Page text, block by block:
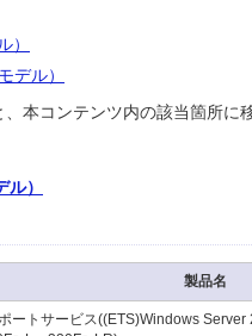
）
デル）
本コンテンツ内の該当箇所に
）
製品名
ートサービス((ETS)Windows